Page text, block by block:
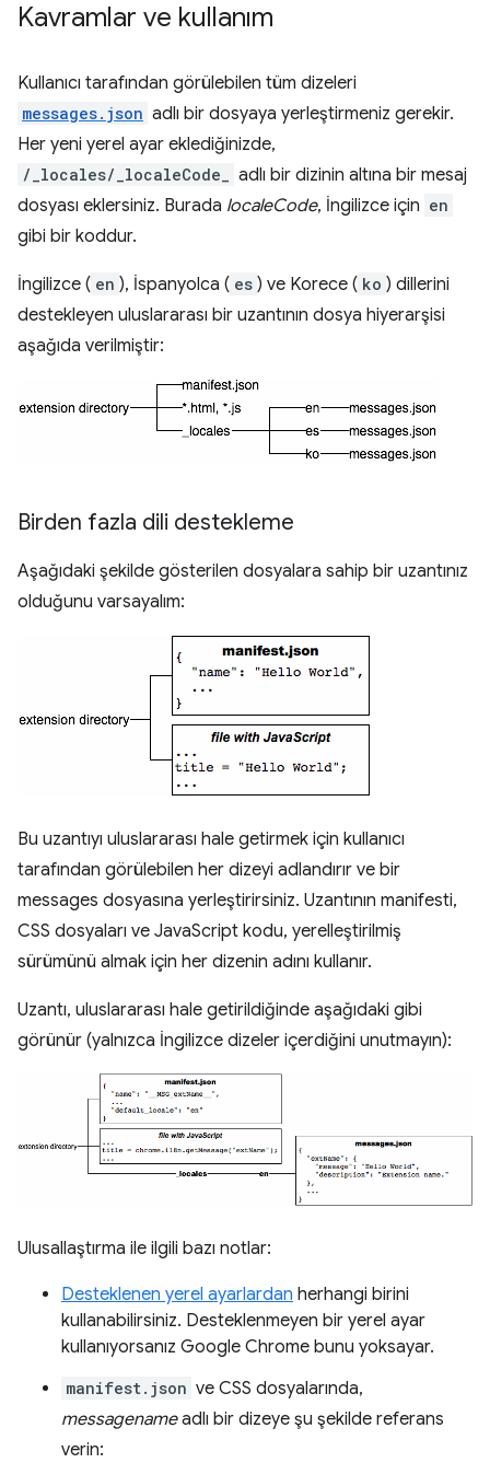
Kavramlar ve kullanım
Kullanıcı tarafından görülebilen tüm dizeleri
messages.json adlı bir dosyaya yerleştirmeniz gerekir.
Her yeni yerel ayar eklediğinizde,
/_locales/_localeCode_
adlı bir dizinin altına bir mesaj
dosyası eklersiniz. Burada localeCode, İngilizce için en
gibi bir koddur.
İngilizce ( en ), İspanyolca ( es ) ve Korece ( ko ) dillerini
destekleyen uluslararası bir uzantının dosya hiyerarşisi
aşağıda verilmiştir:
Birden fazla dili destekleme
Aşağıdaki şekilde gösterilen dosyalara sahip bir uzantınız
olduğunu varsayalım:
Bu uzantıyı uluslararası hale getirmek için kullanıcı
tarafından görülebilen her dizeyi adlandırır ve bir
messages dosyasına yerleştirirsiniz. Uzantının manifesti,
CSS dosyaları ve JavaScript kodu, yerelleştirilmiş
sürümünü almak için her dizenin adını kullanır.
Uzantı, uluslararası hale getirildiğinde aşağıdaki gibi
görünür (yalnızca İngilizce dizeler içerdiğini unutmayın):
Ulusallaştırma ile ilgili bazı notlar:
Desteklenen yerel ayarlardan herhangi birini
kullanabilirsiniz. Desteklenmeyen bir yerel ayar
kullanıyorsanız Google Chrome bunu yoksayar.
manifest.json ve CSS dosyalarında,
messagenameadlı bir dizeye şu şekilde referans
verin: